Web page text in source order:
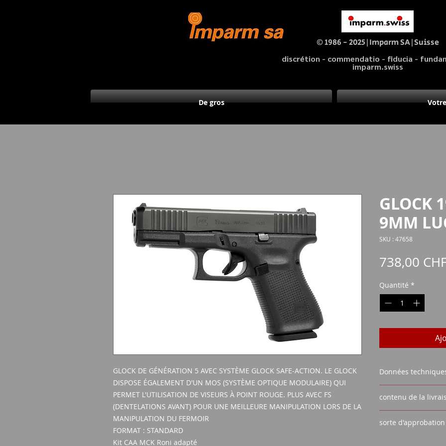
© 1986 - 2025|Imparm SA|Suisse
discrétion - commendatio - fiducia -
imparm.swiss
De gros
GLOCK DE GÉNÉRATION 5 AVEC SYSTÈME GLOCK SAFE-ACTION. LE GLOCK
DISPOSE ÉGALEMENT D'UN MOS (SYSTÈME OPTIQUE MODULAIRE) QUI
PERMET L'UTILISATION DE VISEURS À POINT ROUGE. PLUS AVEC FS
(DENTELATIONS AVANT) POUR UNE MEILLEURE MANIPULATION LORS DE LA
MANIPULATION DU FERMOIR
FORMAT : STANDARD
Kit CAA MCK Roni adapté
GLOCK
9MM
SKU : 47658
738,00
Quantité *
Données
VISIÈRE : VUE
LONGUEUR DU
LA CAPACITÉ DU
contenu de la
2 REVUES
sorte d'approbation